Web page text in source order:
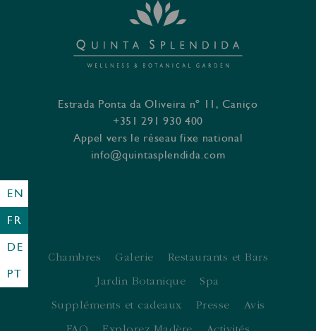
EN
FR
DE
PT
Estrada Ponta da Oliveira nº 11, Caniço
+351 291 930 400
Appel vers le réseau fixe national
info@quintasplendida.com
Chambres Galerie
Restaurants et Bars
Jardin Botanique
Spa
Suppléments et cadeaux
Presse
Avis